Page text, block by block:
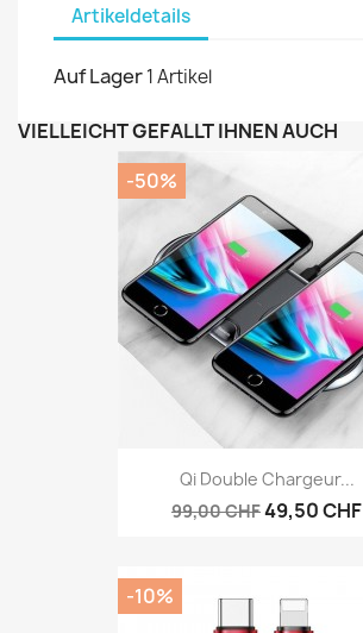
Artikeldetails
Auf Lager1 Artikel
VIELLEICHT GEFÄLLT IHNEN AUCH
Qi Double Chargeur...
99,00 CHF49,50 CHF
-50%
-10%